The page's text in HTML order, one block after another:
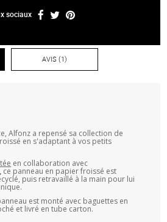
sociaux
AVIS (1)
Alfonz a repensé sa collection de
en s'adaptant à vos petits
en collaboration avec
ce panneau en papier froissé est
puis retravaillé à la main pour lui
est monté avec baguettes en
et livré en tube carton.